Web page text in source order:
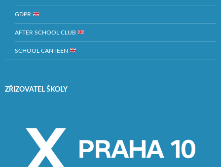
GDPR
AFTER SCHOOL CLUB
SCHOOL CANTEEN
ZŘIZOVATEL ŠKOLY